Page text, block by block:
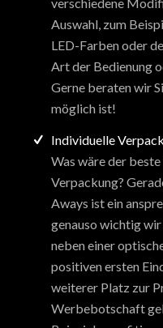
Auswahl, zum
LED-Farben oder
Art der Bedienung
Gerne beraten wir
möglich ist!
Individuelle
Was wäre der
Verpackung?
Aways ist ein
genauso wichtig
neben einer
positiven ersten
weiterer Platz zur
Werbebotschaft